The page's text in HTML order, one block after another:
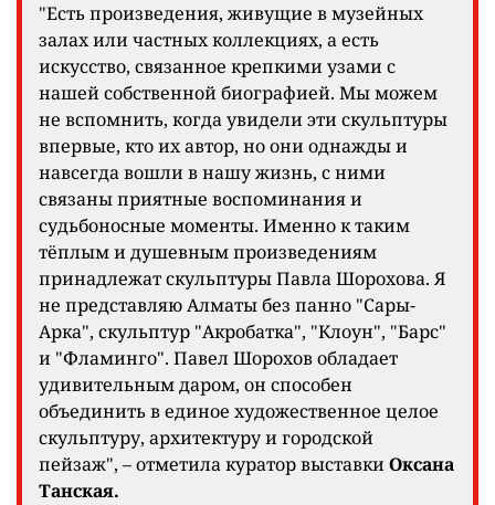
"Есть произведения, живущие в музейных
залах или частных коллекциях, а есть
искусство, связанное крепкими узами с
нашей собственной биографией. Мы можем
не вспомнить, когда увидели эти скульптуры
впервые, кто их автор, но они однажды и
навсегда вошли в нашу жизнь, с ними
связаны приятные воспоминания и
судьбоносные моменты. Именно к таким
тёплым и душевным произведениям
принадлежат скульптуры Павла Шорохова. Я
не представляю Алматы без панно "Сары-
Арка", скульптур "Акробатка", "Клоун", "Барс"
и "Фламинго". Павел Шорохов обладает
удивительным даром, он способен
объединить в единое художественное целое
скульптуру, архитектуру и городской
пейзаж", – отметила куратор выставкиОксана
Танская.